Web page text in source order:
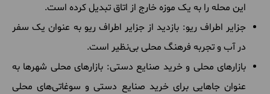
این محله را به یک موزه خارج از اتاق تبدیل کرده است.
جزایر اطراف ریو: بازدید از جزایر اطراف ریو به عنوان یک سفر
در آب و تجربه فرهنگ محلی بی‌نظیر است.
بازارهای محلی و خرید صنایع دستی: بازارهای محلی شهرها به
عنوان جاهایی برای خرید صنایع دستی و سوغاتی‌های محلی